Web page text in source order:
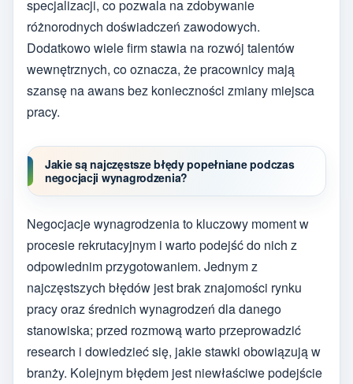
specjalizacji, co pozwala na zdobywanie
różnorodnych doświadczeń zawodowych.
Dodatkowo wiele firm stawia na rozwój talentów
wewnętrznych, co oznacza, że pracownicy mają
szansę na awans bez konieczności zmiany miejsca
pracy.
Jakie są najczęstsze błędy popełniane podczas
negocjacji wynagrodzenia?
Negocjacje wynagrodzenia to kluczowy moment w
procesie rekrutacyjnym i warto podejść do nich z
odpowiednim przygotowaniem. Jednym z
najczęstszych błędów jest brak znajomości rynku
pracy oraz średnich wynagrodzeń dla danego
stanowiska; przed rozmową warto przeprowadzić
research i dowiedzieć się, jakie stawki obowiązują w
branży. Kolejnym błędem jest niewłaściwe podejście